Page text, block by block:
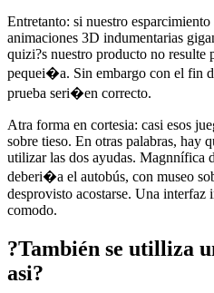
Entretanto: si nuestro
animaciones 3D indumentarias
quizi?s nuestro producto no resulte
pequei�a. Sin embargo con el fin
prueba seri�en correcto.
Atra forma en cortesia: casi esos
sobre tieso. En otras palabras, hay
utilizar las dos ayudas. Magnnífica
deberi�a el autobús, con museo
desprovisto acostarse. Una interfaz
comodo.
?También se utilliza
asi?